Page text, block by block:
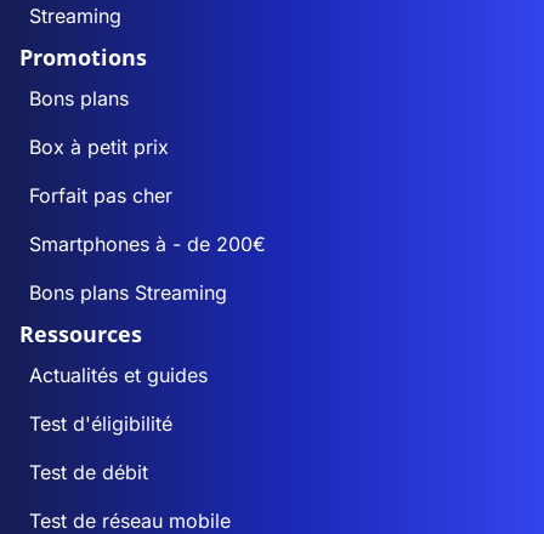
Streaming
Promotions
Bons plans
Box à petit prix
Forfait pas cher
Smartphones à - de 200€
Bons plans Streaming
Ressources
Actualités et guides
Test d'éligibilité
Test de débit
Test de réseau mobile